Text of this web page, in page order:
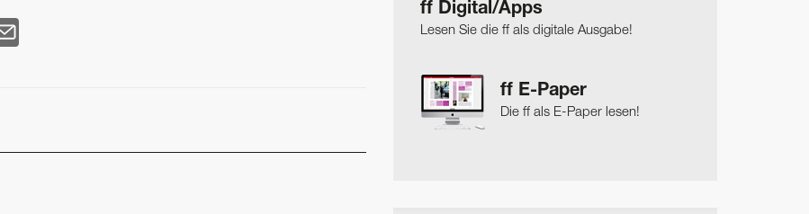
ff Digital/Apps
Lesen Sie die ff als digitale Ausgabe!
ff E-Paper
Die ff als E-Paper lesen!